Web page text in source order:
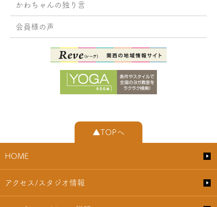
かわちゃんの独り言
会員様の声
▲TOPへ
HOME
アクセス/スタジオ情報